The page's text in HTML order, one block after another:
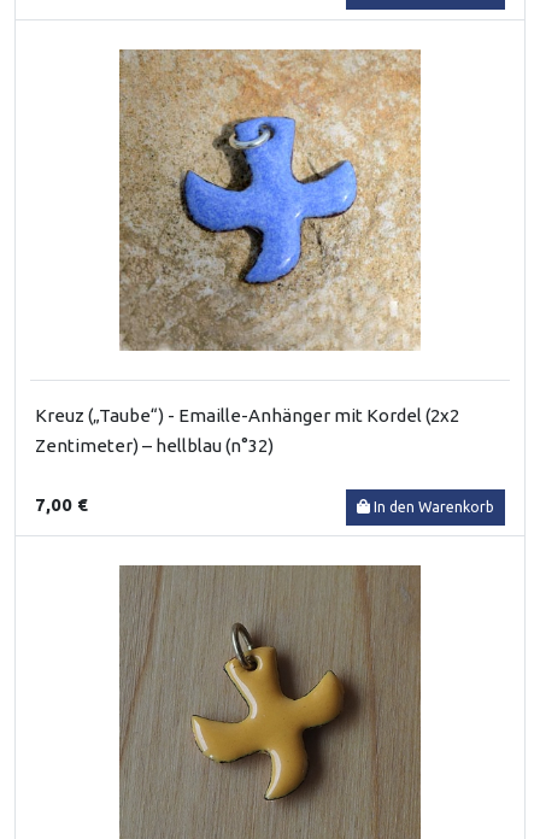
Kreuz („Taube“) - Emaille-Anhänger mit Kordel (2x2
Zentimeter) – hellblau (n°32)
7,00 € In den Warenkorb